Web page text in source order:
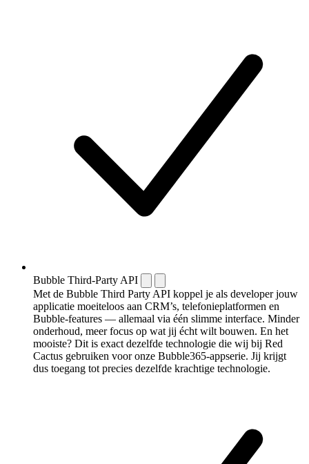
Bubble Third-Party API
Met de Bubble Third Party API koppel je als developer jouw
applicatie moeiteloos aan CRM’s, telefonieplatformen en
Bubble-features — allemaal via één slimme interface. Minder
onderhoud, meer focus op wat jij écht wilt bouwen. En het
mooiste? Dit is exact dezelfde technologie die wij bij Red
Cactus gebruiken voor onze Bubble365-appserie. Jij krijgt
dus toegang tot precies dezelfde krachtige technologie.